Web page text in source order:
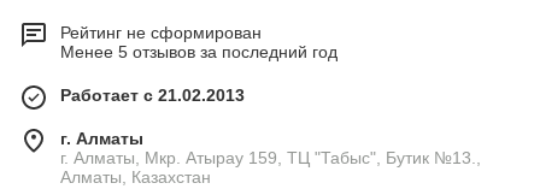
Рейтинг не сформирован
Менее 5 отзывов за последний год
Работает с 21.02.2013
г. Алматы
г. Алматы, Мкр. Атырау 159, ТЦ "Табыс", Бутик №13.,
Алматы, Казахстан